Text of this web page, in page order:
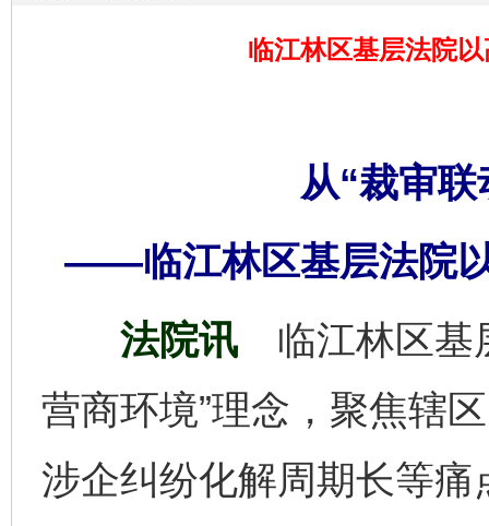
临江林区基层法院
从“裁审
——临江林区基层法院
法院讯 临江林区基
营商环境”理念，聚焦辖
涉企纠纷化解周期长等